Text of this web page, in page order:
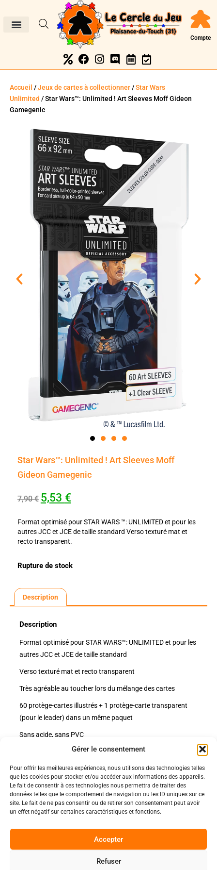
Gérer le consentement
Pour offrir les meilleures expériences, nous utilisons des technologies telles
que les cookies pour stocker et/ou accéder aux informations des appareils.
Le fait de consentir à ces technologies nous permettra de traiter des
données telles que le comportement de navigation ou les ID uniques sur ce
site. Le fait de ne pas consentir ou de retirer son consentement peut avoir
un effet négatif sur certaines caractéristiques et fonctions.
Accepter
Refuser
Compte
Accueil /Jeux de cartes à collectionner/Star Wars
Unlimited / Star Wars™: Unlimited ! Art Sleeves Moff Gideon
Gamegenic
Star Wars™: Unlimited ! Art Sleeves Moff
Gideon Gamegenic
7,90€ 5,53 €
Format optimisé pour STAR WARS ™: UNLIMITED et pour les
autres JCC et JCE de taille standard Verso texturé mat et
recto transparent.
Rupture de stock
Description
Description
Format optimisé pour STAR WARS™: UNLIMITED et pour les
autres JCC et JCE de taille standard
Verso texturé mat et recto transparent
Très agréable au toucher lors du mélange des cartes
60 protège-cartes illustrés + 1 protège-carte transparent
(pour le leader) dans un même paquet
Sans acide, sans PVC
Nos pages
Nos évènements
Nous contacter
Politiques
Politique de confidentialité
Nos conditions de vente et livraison
Code de conduite